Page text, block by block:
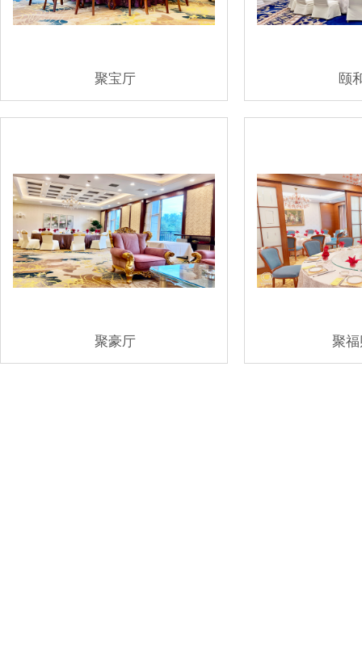
聚宝厅 颐
聚豪厅 聚